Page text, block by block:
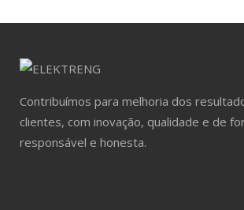
Contribuímos para melhoria dos
clientes, com inovação, qualidade e de
responsável e honesta.